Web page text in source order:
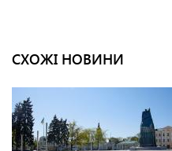
СХОЖІ НОВИНИ